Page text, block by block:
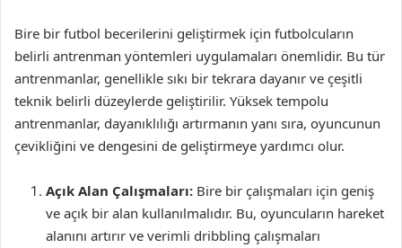
Bire bir futbol becerilerini geliştirmek için futbolcuların
belirli antrenman yöntemleri uygulamaları önemlidir. Bu tür
antrenmanlar, genellikle sıkı bir tekrara dayanır ve çeşitli
teknik belirli düzeylerde geliştirilir. Yüksek tempolu
antrenmanlar, dayanıklılığı artırmanın yanı sıra, oyuncunun
çevikliğini ve dengesini de geliştirmeye yardımcı olur.
Açık Alan Çalışmaları: Bire bir çalışmaları için geniş
ve açık bir alan kullanılmalıdır. Bu, oyuncuların hareket
alanını artırır ve verimli dribbling çalışmaları